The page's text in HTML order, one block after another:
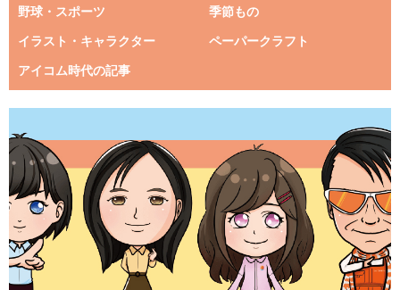
野球・スポーツ 季節もの
イラスト・キャラクター ペーパークラフト
アイコム時代の記事